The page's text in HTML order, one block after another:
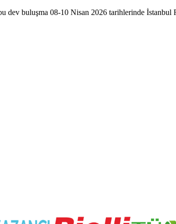
buluşma 08-10 Nisan 2026 tarihlerinde İstanbul